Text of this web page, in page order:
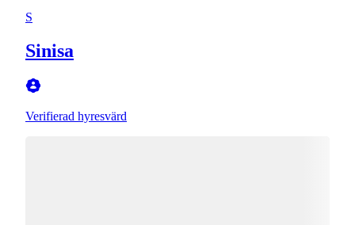
S
Sinisa
Verifierad hyresvärd